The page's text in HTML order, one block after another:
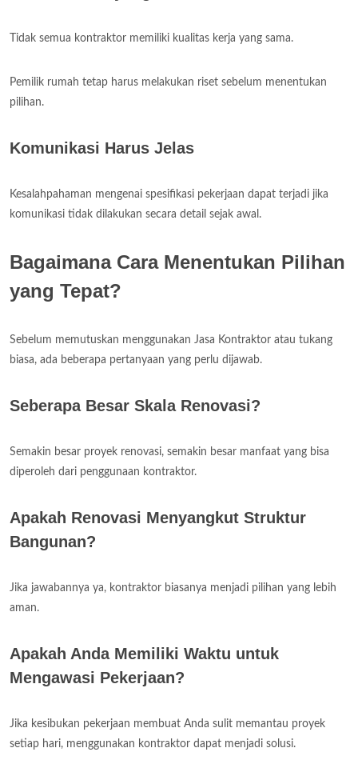
Tidak semua kontraktor memiliki kualitas kerja yang sama.
Pemilik rumah tetap harus melakukan riset sebelum menentukan
pilihan.
Komunikasi Harus Jelas
Kesalahpahaman mengenai spesifikasi pekerjaan dapat terjadi jika
komunikasi tidak dilakukan secara detail sejak awal.
Bagaimana Cara Menentukan Pilihan
yang Tepat?
Sebelum memutuskan menggunakan Jasa Kontraktor atau tukang
biasa, ada beberapa pertanyaan yang perlu dijawab.
Seberapa Besar Skala Renovasi?
Semakin besar proyek renovasi, semakin besar manfaat yang bisa
diperoleh dari penggunaan kontraktor.
Apakah Renovasi Menyangkut Struktur
Bangunan?
Jika jawabannya ya, kontraktor biasanya menjadi pilihan yang lebih
aman.
Apakah Anda Memiliki Waktu untuk
Mengawasi Pekerjaan?
Jika kesibukan pekerjaan membuat Anda sulit memantau proyek
setiap hari, menggunakan kontraktor dapat menjadi solusi.